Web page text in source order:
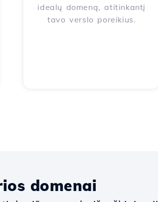
idealų domeną, atitinkantį
tavo verslo poreikius.
domenai